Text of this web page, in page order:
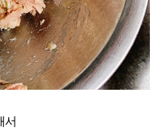
서